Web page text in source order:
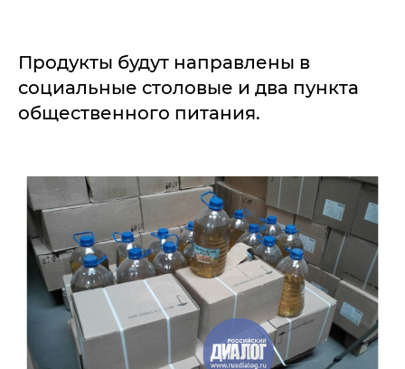
Продукты будут направлены в
социальные столовые и два пункта
общественного питания.